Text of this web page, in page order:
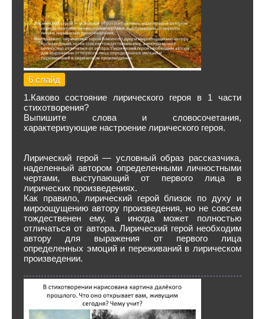
6 слайд
1.Каково состояние лирического героя в 1 части
стихотворения?
Выпишите слова и словосочетания,
характеризующие настроение лирического героя.
Лирический герой — условный образ рассказчика,
наделенный автором определенными личностными
чертами, выступающий от первого лица в
лирических произведениях.
Как правило, лирический герой близок по духу и
мироощущению автору произведения, но не совсем
тождественен ему, а иногда может полностью
отличаться от автора. Лирический герой необходим
автору для выражения от первого лица
определенных эмоций и переживаний в лирическом
произведении.